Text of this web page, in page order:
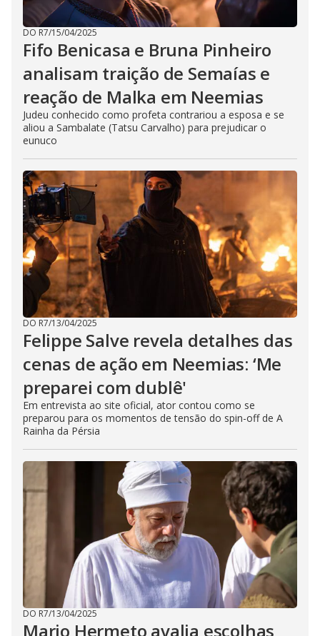
DO R7/15/04/2025
Fifo Benicasa e Bruna Pinheiro
analisam traição de Semaías e
reação de Malka em Neemias
Judeu conhecido como profeta contrariou a esposa e se
aliou a Sambalate (Tatsu Carvalho) para prejudicar o
eunuco
DO R7/13/04/2025
Felippe Salve revela detalhes das
cenas de ação em Neemias: ‘Me
preparei com dublê'
Em entrevista ao site oficial, ator contou como se
preparou para os momentos de tensão do spin-off de A
Rainha da Pérsia
DO R7/13/04/2025
Mario Hermeto avalia escolhas